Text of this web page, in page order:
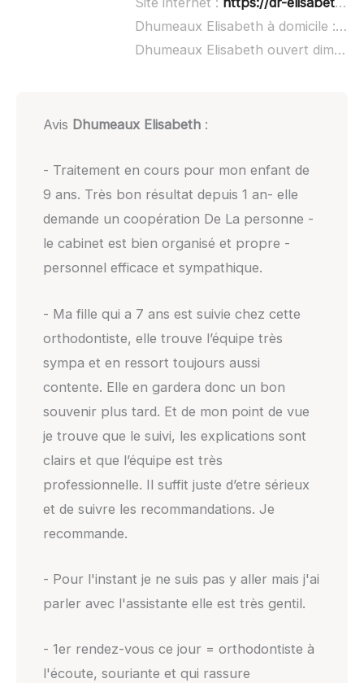
Dhumeaux Elisabeth à domicile :
Dhumeaux Elisabeth ouvert dimanche :
Avis Dhumeaux Elisabeth:
- Traitement en cours pour mon enfant de
9 ans. Très bon résultat depuis 1 an- elle
demande un coopération De La personne -
le cabinet est bien organisé et propre -
personnel efficace et sympathique.
- Ma fille qui a 7 ans est suivie chez cette
orthodontiste, elle trouve l’équipe très
sympa et en ressort toujours aussi
contente. Elle en gardera donc un bon
souvenir plus tard. Et de mon point de vue
je trouve que le suivi, les explications sont
clairs et que l’équipe est très
professionnelle. Il suffit juste d’etre sérieux
et de suivre les recommandations. Je
recommande.
- Pour l'instant je ne suis pas y aller mais j'ai
parler avec l'assistante elle est très gentil.
- 1er rendez-vous ce jour = orthodontiste à
l'écoute, souriante et qui rassure